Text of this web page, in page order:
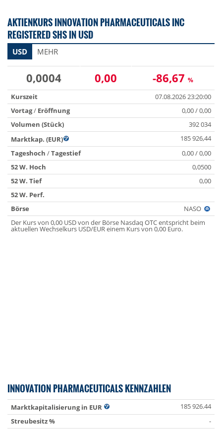
AKTIENKURS INNOVATION PHARMACEUTICALS INC
REGISTERED SHS IN USD
USD MEHR
0,0004 0,00 -86,67 %
Kurszeit
07.08.2026 23:20:00
Vortag/ Eröffnung
0,00 / 0,00
Volumen (Stück)
392 034
Marktkap. (EUR)
185 926,44
Tageshoch /Tagestief
0,00 / 0,00
52 W. Hoch
0,0500
52 W. Tief
0,00
52 W. Perf.
Börse
NASO
Der Kurs von 0,00 USD von der Börse Nasdaq OTC entspricht beim
aktuellen Wechselkurs USD/EUR einem Kurs von 0,00 Euro.
INNOVATION PHARMACEUTICALS KENNZAHLEN
Marktkapitalisierung in EUR
185 926.44
Streubesitz %
-